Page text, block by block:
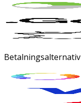
Betalningsalternativ